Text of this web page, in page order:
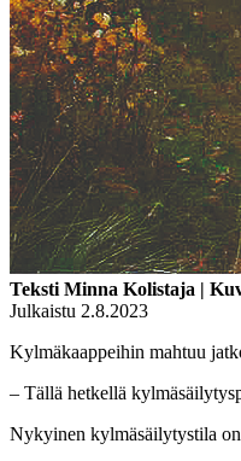
Teksti Minna Kolistaja |
Julkaistu 2.8.2023
Kylmäkaappeihin mahtuu
– Tällä hetkellä
Nykyinen kylmäsäilytystila